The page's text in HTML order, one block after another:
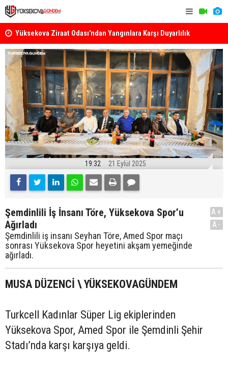
Yüksekova Ziraat Odası'ndan Yangınlara Karşı Duyarlılık
Çağrısı
19:32 21 Eylül 2025
Şemdinlili İş İnsanı Töre, Yüksekova Spor’u
Ağırladı
Şemdinlili iş insanı Seyhan Töre, Amed Spor maçı
sonrası Yüksekova Spor heyetini akşam yemeğinde
ağırladı.
A+
A-
MUSA DÜZENCİ \ YÜKSEKOVAGÜNDEM
Turkcell Kadınlar Süper Lig ekiplerinden
Yüksekova Spor, Amed Spor ile Şemdinli Şehir
Stadı’nda karşı karşıya geldi.